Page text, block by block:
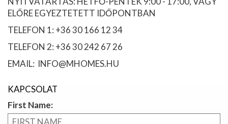
ELŐRE EGYEZTETETT IDŐPONTBAN
TELEFON 1: +36 30 166 12 34
TELEFON 2: +36 30 242 67 26
EMAIL: INFO@MHOMES.HU
KAPCSOLAT
First Name: